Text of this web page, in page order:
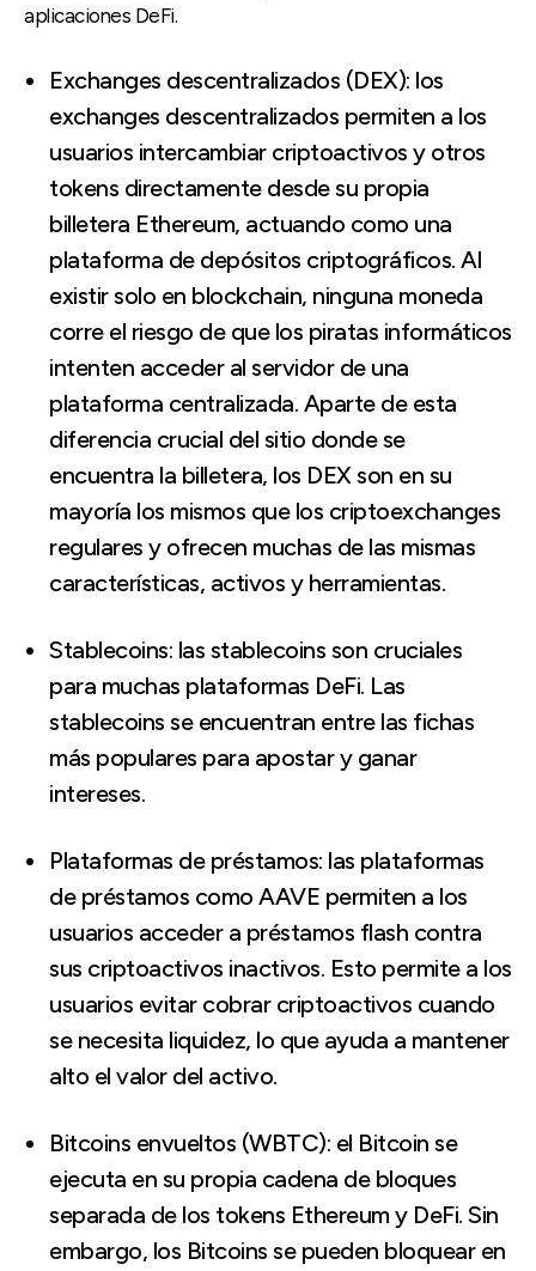
aplicaciones DeFi.
Exchanges descentralizados (DEX): los
exchanges descentralizados permiten a los
usuarios intercambiar criptoactivos y otros
tokens directamente desde su propia
billetera Ethereum, actuando como una
plataforma de depósitos criptográficos. Al
existir solo en blockchain, ninguna moneda
corre el riesgo de que los piratas informáticos
intenten acceder al servidor de una
plataforma centralizada. Aparte de esta
diferencia crucial del sitio donde se
encuentra la billetera, los DEX son en su
mayoría los mismos que los criptoexchanges
regulares y ofrecen muchas de las mismas
características, activos y herramientas.
Stablecoins: las stablecoins son cruciales
para muchas plataformas DeFi. Las
stablecoins se encuentran entre las fichas
más populares para apostar y ganar
intereses.
Plataformas de préstamos: las plataformas
de préstamos como AAVE permiten a los
usuarios acceder a préstamos flash contra
sus criptoactivos inactivos. Esto permite a los
usuarios evitar cobrar criptoactivos cuando
se necesita liquidez, lo que ayuda a mantener
alto el valor del activo.
Bitcoins envueltos (WBTC): el Bitcoin se
ejecuta en su propia cadena de bloques
separada de los tokens Ethereum y DeFi. Sin
embargo, los Bitcoins se pueden bloquear en